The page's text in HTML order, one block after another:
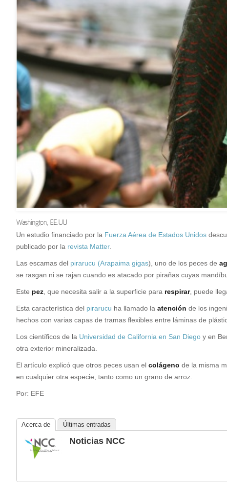
Washington, EE.UU
Un estudio financiado por la Fuerza Aérea de Estados Unidos
publicado por la revista Matter.
Las escamas del pirarucu (Arapaima gigas), uno de los peces de
se rasgan ni se rajan cuando es atacado por pirañas cuyas
Este pez , que necesita salir a la superficie para respirar, puede
Esta característica del pirarucu ha llamado la atención de los
hechos con varias capas de tramas flexibles entre láminas de
Los científicos de la Universidad de California en San Diego y en
otra exterior mineralizada.
El artículo explicó que otros peces usan el colágeno de la misma
en cualquier otra especie, tanto como un grano de arroz.
Por: EFE
Acerca de Últimas entradas
Noticias NCC